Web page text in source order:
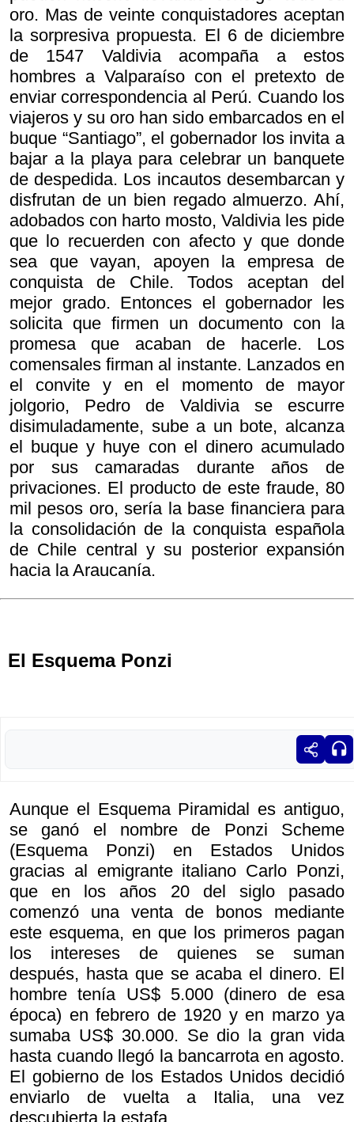
oro. Mas de veinte conquistadores aceptan
la sorpresiva propuesta. El 6 de diciembre
de 1547 Valdivia acompaña a estos
hombres a Valparaíso con el pretexto de
enviar correspondencia al Perú. Cuando los
viajeros y su oro han sido embarcados en el
buque “Santiago”, el gobernador los invita a
bajar a la playa para celebrar un banquete
de despedida. Los incautos desembarcan y
disfrutan de un bien regado almuerzo. Ahí,
adobados con harto mosto, Valdivia les pide
que lo recuerden con afecto y que donde
sea que vayan, apoyen la empresa de
conquista de Chile. Todos aceptan del
mejor grado. Entonces el gobernador les
solicita que firmen un documento con la
promesa que acaban de hacerle. Los
comensales firman al instante. Lanzados en
el convite y en el momento de mayor
jolgorio, Pedro de Valdivia se escurre
disimuladamente, sube a un bote, alcanza
el buque y huye con el dinero acumulado
por sus camaradas durante años de
privaciones. El producto de este fraude, 80
mil pesos oro, sería la base financiera para
la consolidación de la conquista española
de Chile central y su posterior expansión
hacia la Araucanía.
El Esquema Ponzi
Aunque el Esquema Piramidal es antiguo,
se ganó el nombre de Ponzi Scheme
(Esquema Ponzi) en Estados Unidos
gracias al emigrante italiano Carlo Ponzi,
que en los años 20 del siglo pasado
comenzó una venta de bonos mediante
este esquema, en que los primeros pagan
los intereses de quienes se suman
después, hasta que se acaba el dinero. El
hombre tenía US$ 5.000 (dinero de esa
época) en febrero de 1920 y en marzo ya
sumaba US$ 30.000. Se dio la gran vida
hasta cuando llegó la bancarrota en agosto.
El gobierno de los Estados Unidos decidió
enviarlo de vuelta a Italia, una vez
descubierta la estafa.